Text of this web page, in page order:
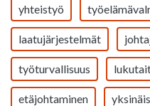
yhteistyö
laatujärjestelmät
työturvallisuus
etäjohtaminen